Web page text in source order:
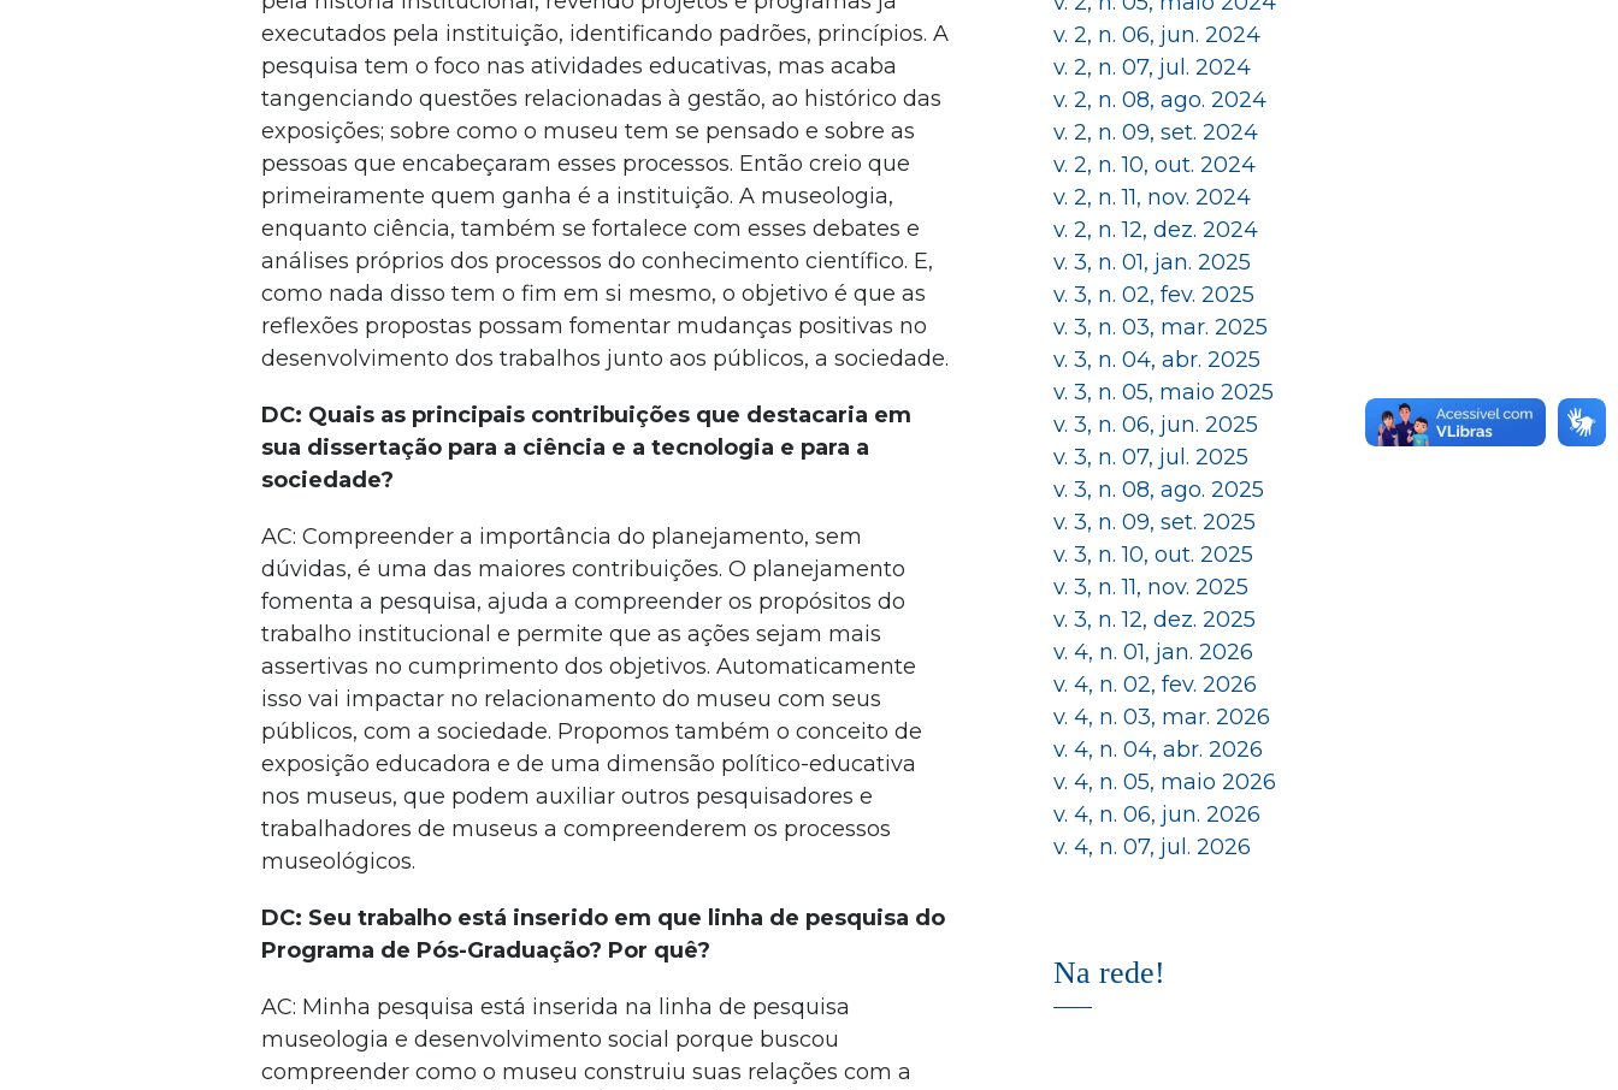
executados pela instituição, identificando padrões, princípios. A
pesquisa tem o foco nas atividades educativas, mas acaba
tangenciando questões relacionadas à gestão, ao histórico das
exposições; sobre como o museu tem se pensado e sobre as
pessoas que encabeçaram esses processos. Então creio que
primeiramente quem ganha é a instituição. A museologia,
enquanto ciência, também se fortalece com esses debates e
análises próprios dos processos do conhecimento científico. E,
como nada disso tem o fim em si mesmo, o objetivo é que as
reflexões propostas possam fomentar mudanças positivas no
desenvolvimento dos trabalhos junto aos públicos, a sociedade.
DC: Quais as principais contribuições que destacaria em
sua dissertação para a ciência e a tecnologia e para a
sociedade?
AC: Compreender a importância do planejamento, sem
dúvidas, é uma das maiores contribuições. O planejamento
fomenta a pesquisa, ajuda a compreender os propósitos do
trabalho institucional e permite que as ações sejam mais
assertivas no cumprimento dos objetivos. Automaticamente
isso vai impactar no relacionamento do museu com seus
públicos, com a sociedade. Propomos também o conceito de
exposição educadora e de uma dimensão político-educativa
nos museus, que podem auxiliar outros pesquisadores e
trabalhadores de museus a compreenderem os processos
museológicos.
DC: Seu trabalho está inserido em que linha de pesquisa do
Programa de Pós-Graduação? Por quê?
AC: Minha pesquisa está inserida na linha de pesquisa
museologia e desenvolvimento social porque buscou
compreender como o museu construiu suas relações com a
v. 2, n. 06, jun. 2024
v. 2, n. 07, jul. 2024
v. 2, n. 08, ago. 2024
v. 2, n. 09, set. 2024
v. 2, n. 10, out. 2024
v. 2, n. 11, nov. 2024
v. 2, n. 12, dez. 2024
v. 3, n. 01, jan. 2025
v. 3, n. 02, fev. 2025
v. 3, n. 03, mar. 2025
v. 3, n. 04, abr. 2025
v. 3, n. 05, maio 2025
v. 3, n. 06, jun. 2025
v. 3, n. 07, jul. 2025
v. 3, n. 08, ago. 2025
v. 3, n. 09, set. 2025
v. 3, n. 10, out. 2025
v. 3, n. 11, nov. 2025
v. 3, n. 12, dez. 2025
v. 4, n. 01, jan. 2026
v. 4, n. 02, fev. 2026
v. 4, n. 03, mar. 2026
v. 4, n. 04, abr. 2026
v. 4, n. 05, maio 2026
v. 4, n. 06, jun. 2026
v. 4, n. 07, jul. 2026
Na rede!